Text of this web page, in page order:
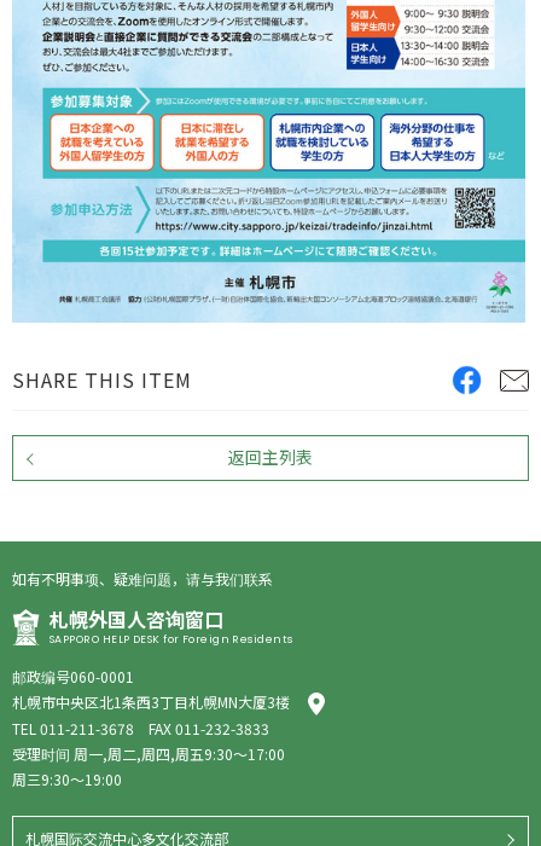
SHARE THIS ITEM
返回主列表
如有不明事项、疑难问题，请与我们联系
札幌外国人咨询窗口
SAPPORO HELP DESK for Foreign Residents
邮政编号060-0001
札幌市中央区北1条西3丁目札幌MN大厦3楼
TEL 011-211-3678 FAX 011-232-3833
受理时间 周一,周二,周四,周五9:30～17:00
周三9:30～19:00
札幌国际交流中心多文化交流部